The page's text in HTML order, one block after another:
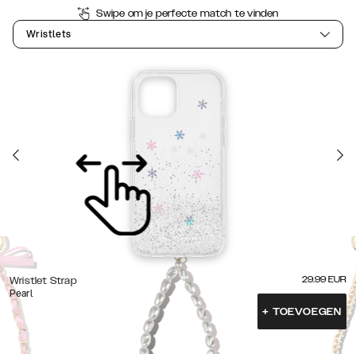
Swipe om je perfecte match te vinden
Wristlets
Wristlet Strap
Pearl
29.99 EUR
+ TOEVOEGEN